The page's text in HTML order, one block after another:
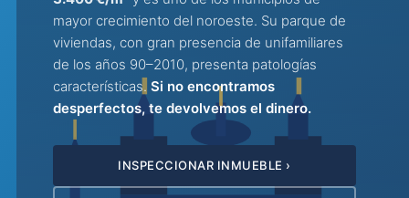
mayor crecimiento del noroeste. Su parque de
viviendas, con gran presencia de unifamiliares
de los años 90–2010, presenta patologías
características. Si no encontramos
desperfectos, te devolvemos el dinero.
INSPECCIONAR INMUEBLE ›